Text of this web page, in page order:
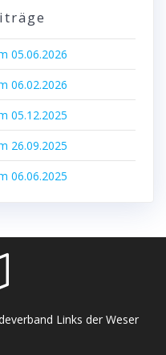
05.06.2026
06.02.2026
05.12.2025
26.09.2025
06.06.2025
Links der Weser